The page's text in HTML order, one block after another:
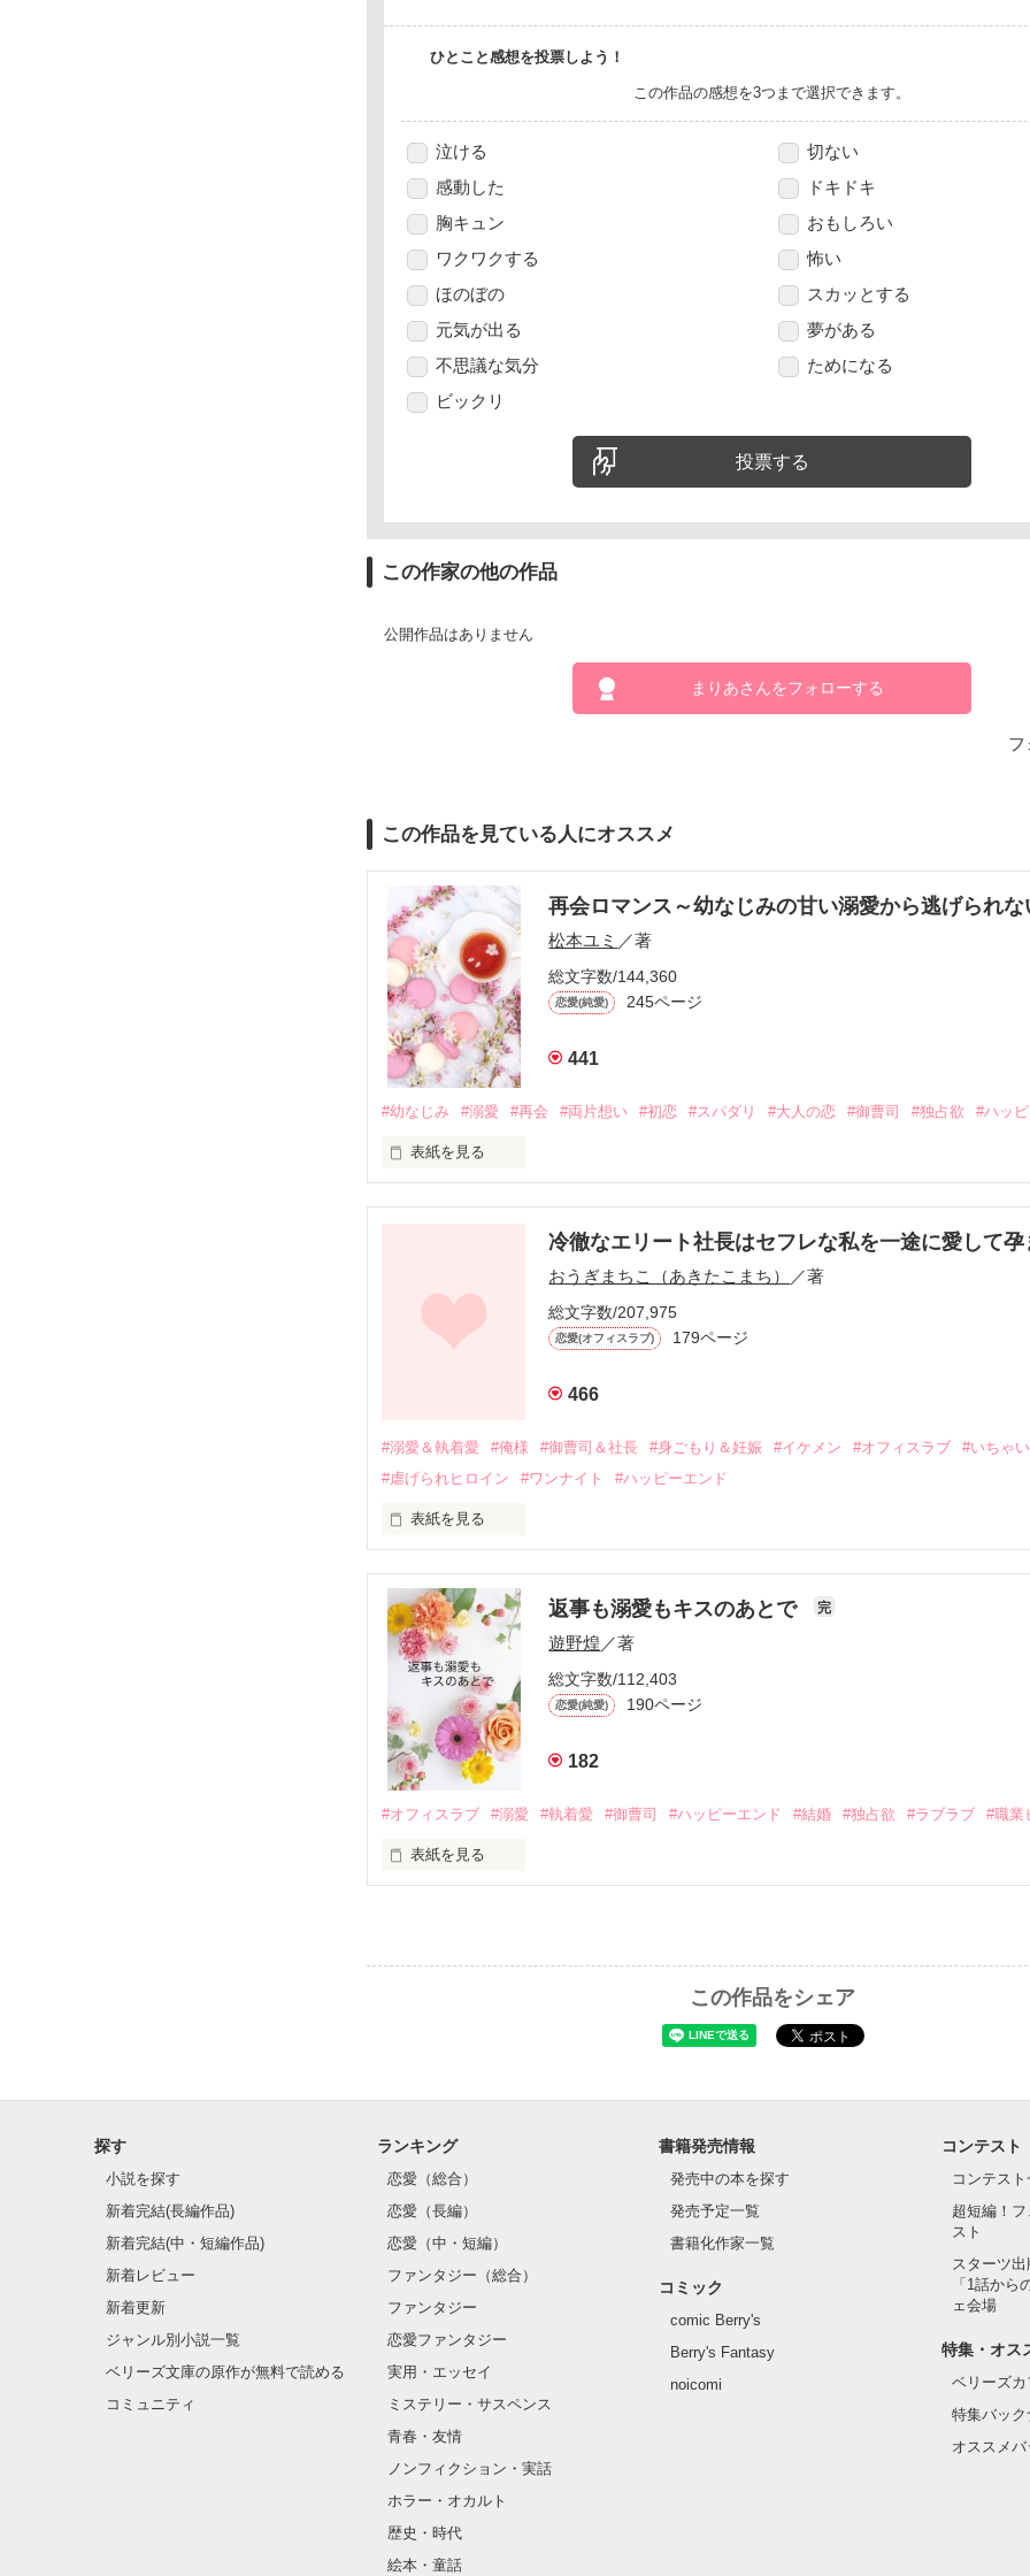
ひとこと感想を投票しよう！
この作品の感想を3つまで選択できます。
泣ける
切ない
感動した
ドキドキ
胸キュン
おもしろい
ワクワクする
怖い
ほのぼの
スカッとする
元気が出る
夢がある
不思議な気分
ためになる
ビックリ
投票する
この作家の他の作品
公開作品はありません
まりあさんをフォローする
フ
この作品を見ている人にオススメ
再会ロマンス～幼なじみの甘い溺愛から逃げられな
松本ユミ ／著
総文字数/144,360
恋愛(純愛) 245ページ
441
#幼なじみ #溺愛 #再会 #両片想い #初恋 #スパダリ #大人の恋 #御曹司 #独占欲 #ハッ
表紙を見る
しかし、ある出来事をきっかけに二人の関係は壊れてしまう。
関係修復もできないまま、美桜は両親の離婚によって
引っ越すことになり、哲平とも離れ離れになった。
そして、ひょんなことから
酔った勢いで一夜を共にしてしまった。
さらに、美桜が初めてだと知った哲平は
甘やかしてくる。
そんなある日、哲平は美桜がストーカー被害に
遭っていることを知る。
美桜を守るため、哲平は同居を提案してきて――。
夏木美桜(なつきみお)
✕
鳴海哲平 (なるみてっぺい)
止まっていたはずの二人の時間が、再び動き出す。
作品を読む
冷徹なエリート社長はセフレな私を一途に愛して孕
おうぎまちこ（あきたこまち） ／著
総文字数/207,975
恋愛(オフィスラブ) 179ページ
466
#溺愛＆執着愛 #俺様 #御曹司＆社長 #身ごもり＆妊娠 #イケメン #オフィスラブ
#いちゃ
#虐げられヒロイン
#ワンナイト #ハッピーエンド
表紙を見る
帰国後、美桜は新しい職場でワンナイトした美青年と再会。なんと彼の正体は、とあ
も関わらず、一族を離れて起業した新進気鋭の実業家、社内でも冷徹だと評判な社長
人だったのだ――！
なぜか恭司から飼い猫の世話係を命じられた美桜は、猫の世話を口実にしばしば呼び
返事も溺愛もキスのあとで 完
遊野煌 ／著
総文字数/112,403
恋愛(純愛) 190ページ
182
#オフィスラブ #溺愛 #執着愛 #御曹司 #ハッピーエンド #結婚 #独占欲 #ラブラブ #職業
表紙を見る
守と由羅から『便利屋雛子』と馬鹿にされ、一人こっそり泣いていた雛子に、企画戦
雪瀬鷹哉（29）が『──俺と結婚してくれないか』といきなりプロポーズをしてきた上
※表紙も作中使用の画像も全てフリー素材です。
※執筆期間2026.6.3〜7.20完結です。
※他サイトさんにて恋愛トレンド1位でした〜良かったら読んで頂けると嬉しいです。
この作品をシェア
探す
小説を探す
新着完結(長編作品)
新着完結(中・短編作品)
新着レビュー
新着更新
ジャンル別小説一覧
ベリーズ文庫の原作が無料で読める
コミュニティ
ランキング
恋愛（総合）
恋愛（長編）
恋愛（中・短編）
ファンタジー（総合）
ファンタジー
恋愛ファンタジー
実用・エッセイ
ミステリー・サスペンス
青春・友情
ノンフィクション・実話
ホラー・オカルト
歴史・時代
絵本・童話
書籍発売情報
発売中の本を探す
発売予定一覧
書籍化作家一覧
コミック
comic Berry's
Berry's Fantasy
noicomi
コンテスト
コンテスト
超短編！
スト
スターツ
「1話から
ェ会場
特集・オス
ベリーズ
特集バック
オススメ